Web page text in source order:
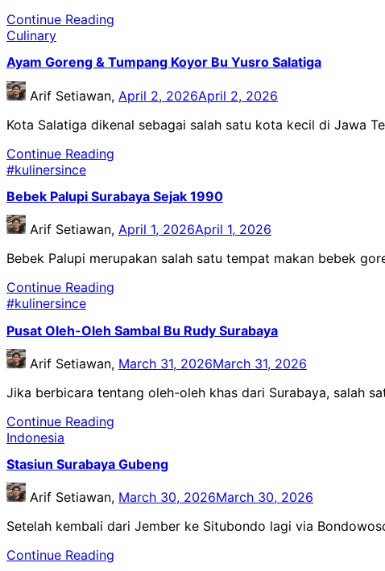
Continue Reading
Culinary
Ayam Goreng & Tumpang Koyor Bu Yusro Salatiga
Arif Setiawan, April 2, 2026April 2, 2026
Kota Salatiga dikenal sebagai salah satu kota kecil di Jawa
Continue Reading
#kulinersince
Bebek Palupi Surabaya Sejak 1990
Arif Setiawan, April 1, 2026April 1, 2026
Bebek Palupi merupakan salah satu tempat makan bebek
Continue Reading
#kulinersince
Pusat Oleh-Oleh Sambal Bu Rudy Surabaya
Arif Setiawan, March 31, 2026March 31, 2026
Jika berbicara tentang oleh-oleh khas dari Surabaya, salah
Continue Reading
Indonesia
Stasiun Surabaya Gubeng
Arif Setiawan, March 30, 2026March 30, 2026
Setelah kembali dari Jember ke Situbondo lagi via
Continue Reading